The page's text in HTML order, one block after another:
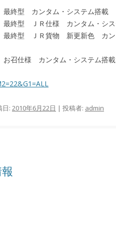
終型 カンタム・システム搭載
終型 ＪＲ仕様 カンタム・シス
最終型 ＪＲ貨物 新更新色 カン
召仕様 カンタム・システム搭載
日: 2010年6月22日 | 投稿者: admin